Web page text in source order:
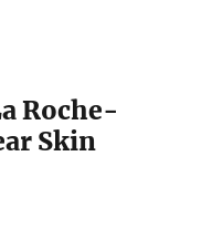
Roche-
Skin